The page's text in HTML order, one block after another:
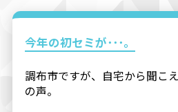
今年の初セミが･･･。
調布市ですが、自宅から聞こ
の声。